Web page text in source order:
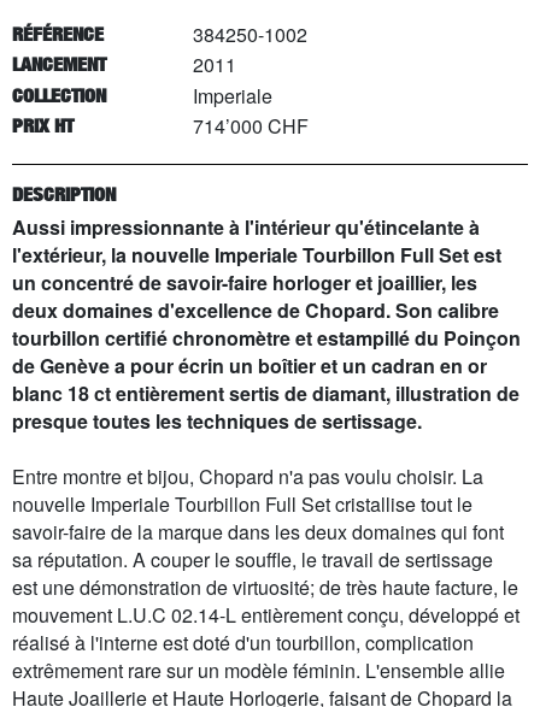
RÉFÉRENCE 384250-1002
LANCEMENT 2011
COLLECTION Imperiale
PRIX HT 714’000 CHF
DESCRIPTION
Aussi impressionnante à l'intérieur qu'étincelante à
l'extérieur, la nouvelle Imperiale Tourbillon Full Set est
un concentré de savoir-faire horloger et joaillier, les
deux domaines d'excellence de Chopard. Son calibre
tourbillon certifié chronomètre et estampillé du Poinçon
de Genève a pour écrin un boîtier et un cadran en or
blanc 18 ct entièrement sertis de diamant, illustration de
presque toutes les techniques de sertissage.
Entre montre et bijou, Chopard n'a pas voulu choisir. La
nouvelle Imperiale Tourbillon Full Set cristallise tout le
savoir-faire de la marque dans les deux domaines qui font
sa réputation. A couper le souffle, le travail de sertissage
est une démonstration de virtuosité; de très haute facture, le
mouvement L.U.C 02.14-L entièrement conçu, développé et
réalisé à l'interne est doté d'un tourbillon, complication
extrêmement rare sur un modèle féminin. L'ensemble allie
Haute Joaillerie et Haute Horlogerie, faisant de Chopard la